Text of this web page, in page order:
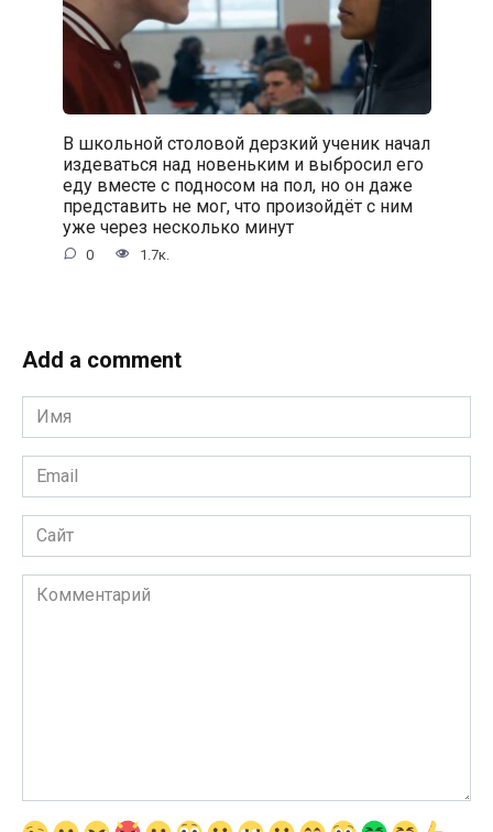
В школьной столовой дерзкий ученик начал
издеваться над новеньким и выбросил его
еду вместе с подносом на пол, но он даже
представить не мог, что произойдёт с ним
уже через несколько минут
0 1.7к.
Add a comment
Имя
*
Email
*
Сайт
Комментарий